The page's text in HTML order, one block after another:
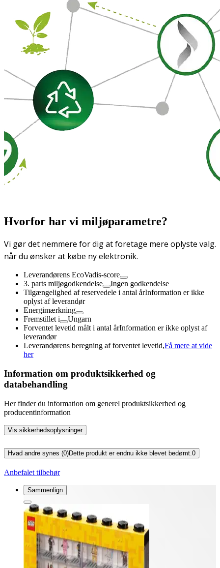
Hvorfor har vi miljøparametre?
Vi gør det nemmere for dig at foretage mere oplyste valg.
når du ønsker at købe ny elektronik.
Leverandørens EcoVadis-score
3. parts miljøgodkendelse
Ingen godkendelse
Tilgængelighed af reservedele i antal årInformation er ikke
oplyst af leverandør
Energimærkning
Fremstillet i
Ungarn
Forventet levetid målt i antal årInformation er ikke oplyst af
leverandør
Leverandørens beregning af forventet levetid,Få mere at vide
her
Information om produktsikkerhed og
databehandling
Her finder du information om generel produktsikkerhed og
producentinformation
Vis sikkerhedsoplysninger
Hvad andre synes (0)Dette produkt er endnu ikke blevet bedømt. 0
Anbefalet tilbehør
Sammenlign